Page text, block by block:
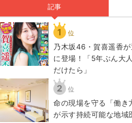
記事
1 位
乃木坂46・賀喜遥香
に登場！「5年ぶん大
だけたら」
2 位
命の現場を守る「働き
が示す持続可能な地域